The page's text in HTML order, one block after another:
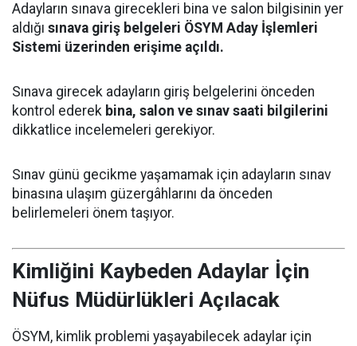
Adayların sınava girecekleri bina ve salon bilgisinin yer
aldığı sınava giriş belgeleri ÖSYM Aday İşlemleri
Sistemi üzerinden erişime açıldı.
Sınava girecek adayların giriş belgelerini önceden
kontrol ederek bina, salon ve sınav saati bilgilerini
dikkatlice incelemeleri gerekiyor.
Sınav günü gecikme yaşamamak için adayların sınav
binasına ulaşım güzergâhlarını da önceden
belirlemeleri önem taşıyor.
Kimliğini Kaybeden Adaylar İçin
Nüfus Müdürlükleri Açılacak
ÖSYM, kimlik problemi yaşayabilecek adaylar için